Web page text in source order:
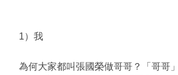
1）我
為何大家都叫張國榮做哥哥？「哥哥